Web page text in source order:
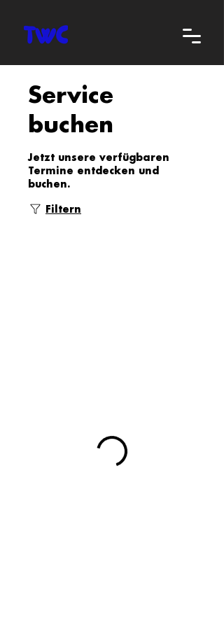
Service
buchen
Jetzt unsere verfügbaren
Termine entdecken und
buchen.
Filtern